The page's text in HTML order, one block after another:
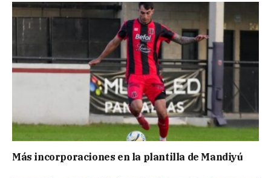
Más incorporaciones en la plantilla de Mandiyú